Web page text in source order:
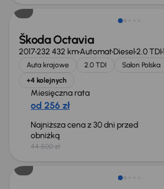
Škoda Octavia
2017232 432 kmAutomatDiesel2.0 TDI
Auta krajowe 2.0 TDI Salon Polska
+4 kolejnych
Miesięczna rata
od 256 zł
Najniższa cena z 30 dni przed
obniżką
44 500 zł